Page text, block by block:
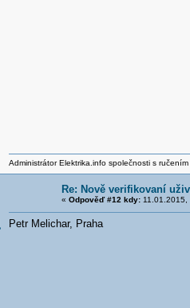
Administrátor Elektrika.info společnosti s
Re: Nově verifikovaní
« Odpověď #12 kdy:11.01.2015,
Petr Melichar, Praha